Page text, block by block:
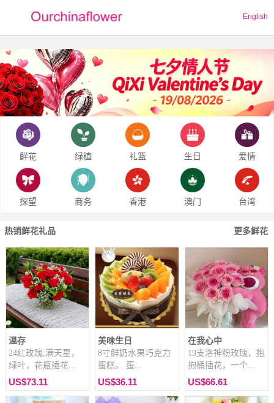
English
鲜花 绿植 礼篮 生日 爱情
探望 商务 香港 澳门 台湾
热销鲜花礼品 更多鲜花
温存
24红玫瑰,满天星，
绿叶，花瓶插花...
US$73.11
美味生日
8寸鲜奶水果巧克力
蛋糕。 蛋...
US$36.11
在我心中
19支洛神粉玫瑰，抱
抱桶插花，一个...
US$66.61